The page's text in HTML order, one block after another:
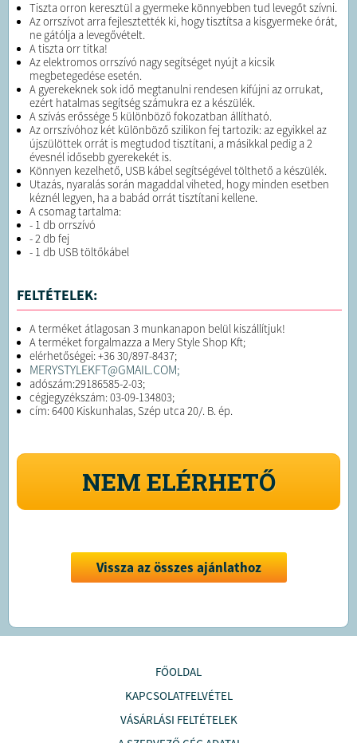
Tiszta orron keresztül a gyermeke könnyebben tud levegőt szívni.
Az orrszívot arra fejlesztették ki, hogy tisztítsa a kisgyermeke órát,
ne gátólja a levegővételt.
A tiszta orr titka! ​
Az elektromos orrszívó nagy segítséget nyújt a kicsik
megbetegedése esetén.
A gyerekeknek sok idő megtanulni rendesen kifújni az orrukat,
ezért hatalmas segítség számukra ez a készülék.
A szívás erőssége 5 különböző fokozatban állítható.
Az orrszívóhoz két különböző szilikon fej tartozik: az egyikkel az
újszülöttek orrát is megtudod tisztítani, a másikkal pedig a 2
évesnél idősebb gyerekekét is.
Könnyen kezelhető, USB kábel segítségével tölthető a készülék.
Utazás, nyaralás során magaddal viheted, hogy minden esetben
kéznél legyen, ha a babád orrát tisztítani kellene.
A csomag tartalma:
- 1 db orrszívó
- 2 db fej
- 1 db USB töltőkábel
FELTÉTELEK:
A terméket átlagosan 3 munkanapon belül kiszállítjuk!
A terméket forgalmazza a Mery Style Shop Kft;
elérhetőségei: +36 30/897-8437;
MERYSTYLEKFT@GMAIL.COM;
adószám:29186585-2-03;
cégjegyzékszám: 03-09-134803;
cím: 6400 Kiskunhalas, Szép utca 20/. B. ép.
NEM ELÉRHETŐ
Vissza az összes ajánlathoz
FŐOLDAL
KAPCSOLATFELVÉTEL
VÁSÁRLÁSI FELTÉTELEK